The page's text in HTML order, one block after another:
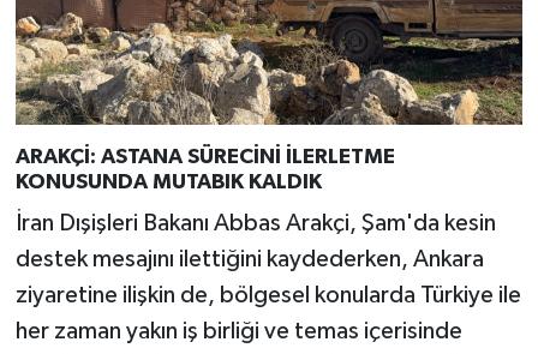
ARAKÇİ: ASTANA SÜRECİNİ İLERLETME
KONUSUNDA MUTABIK KALDIK
İran Dışişleri Bakanı Abbas Arakçi, Şam'da kesin
destek mesajını ilettiğini kaydederken, Ankara
ziyaretine ilişkin de, bölgesel konularda Türkiye ile
her zaman yakın iş birliği ve temas içerisinde